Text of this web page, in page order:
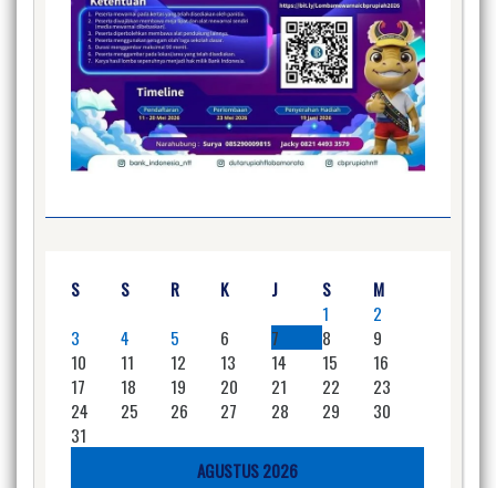
AGUSTUS 2026
S S R K J S
M
1
2
3
4 5 6 7 8
9
10
11 12 13 14 15
16
17
18 19 20 21 22
23
24
25 26 27 28 29
30
31